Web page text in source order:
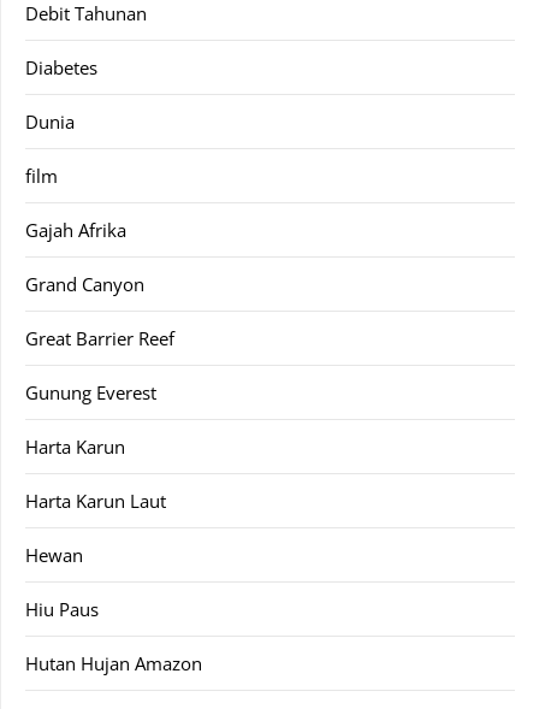
Debit Tahunan
Diabetes
Dunia
film
Gajah Afrika
Grand Canyon
Great Barrier Reef
Gunung Everest
Harta Karun
Harta Karun Laut
Hewan
Hiu Paus
Hutan Hujan Amazon